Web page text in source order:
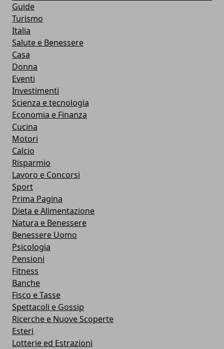
Guide
Turismo
Italia
Salute e Benessere
Casa
Donna
Eventi
Investimenti
Scienza e tecnologia
Economia e Finanza
Cucina
Motori
Calcio
Risparmio
Lavoro e Concorsi
Sport
Prima Pagina
Dieta e Alimentazione
Natura e Benessere
Benessere Uomo
Psicologia
Pensioni
Fitness
Banche
Fisco e Tasse
Spettacoli e Gossip
Ricerche e Nuove Scoperte
Esteri
Lotterie ed Estrazioni